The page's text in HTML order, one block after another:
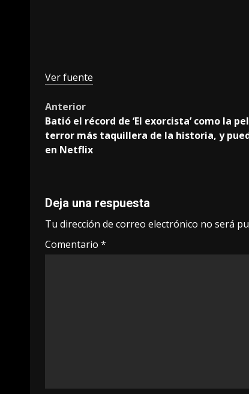
Ver fuente
Post
navigation
Anterior
Batió el récord de ‘El exorcista’ como la
terror más taquillera de la historia, y
en Netflix
Deja una respuesta
Tu dirección de correo electrónico no será
Comentario *